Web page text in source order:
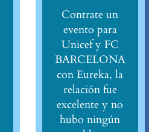
Contrate un
evento para
Unicef y FC
BARCELONA
con Eureka, la
relación fue
excelente y no
hubo ningún